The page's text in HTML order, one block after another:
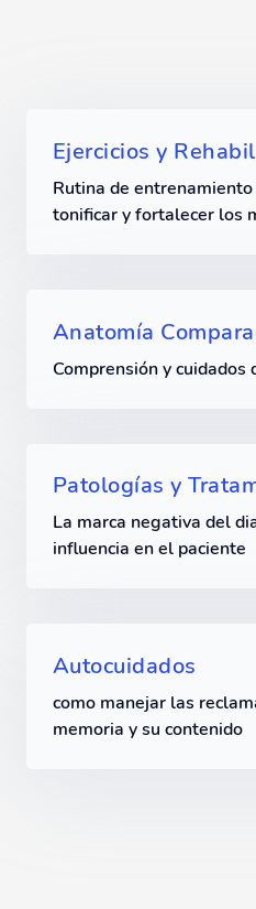
Ejercicios y
Rutina de
tonificar y fortalecer los
Anatomía
Comprensión y
Patologías y
La marca negativa del
influencia en el paciente
Autocuidados
como manejar las
memoria y su contenido